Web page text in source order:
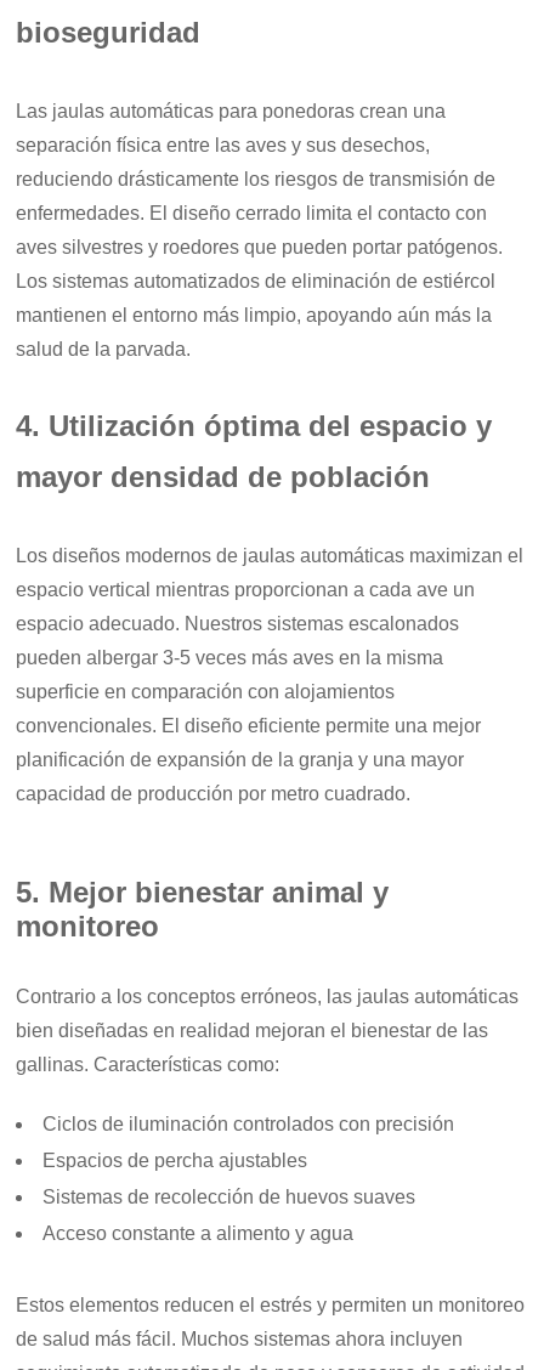
bioseguridad
Las jaulas automáticas para ponedoras crean una
separación física entre las aves y sus desechos,
reduciendo drásticamente los riesgos de transmisión de
enfermedades. El diseño cerrado limita el contacto con
aves silvestres y roedores que pueden portar patógenos.
Los sistemas automatizados de eliminación de estiércol
mantienen el entorno más limpio, apoyando aún más la
salud de la parvada.
4. Utilización óptima del espacio y
mayor densidad de población
Los diseños modernos de jaulas automáticas maximizan el
espacio vertical mientras proporcionan a cada ave un
espacio adecuado. Nuestros sistemas escalonados
pueden albergar 3-5 veces más aves en la misma
superficie en comparación con alojamientos
convencionales. El diseño eficiente permite una mejor
planificación de expansión de la granja y una mayor
capacidad de producción por metro cuadrado.
5. Mejor bienestar animal y
monitoreo
Contrario a los conceptos erróneos, las jaulas automáticas
bien diseñadas en realidad mejoran el bienestar de las
gallinas. Características como:
Ciclos de iluminación controlados con precisión
Espacios de percha ajustables
Sistemas de recolección de huevos suaves
Acceso constante a alimento y agua
Estos elementos reducen el estrés y permiten un monitoreo
de salud más fácil. Muchos sistemas ahora incluyen